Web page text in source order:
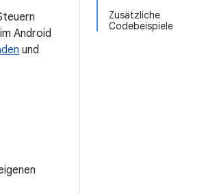
Zusätzliche
Codebeispiele
Android
und